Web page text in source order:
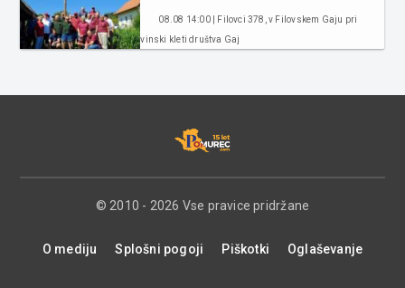
08.08 14:00 | Filovci 378, v Filovskem Gaju pri
vinski kleti društva Gaj
© 2010 - 2026 Vse pravice pridržane
O mediju Splošni pogoji Piškotki Oglaševanje